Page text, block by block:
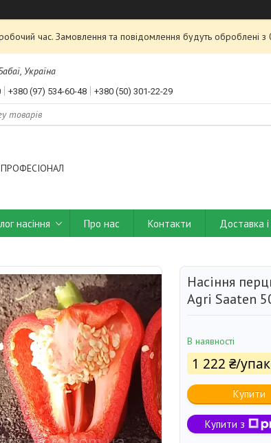
час. Замовлення та повідомлення будуть оброблені
Україна
+380 (97) 534-60-48 +380 (50) 301-22-29
насіння Про нас Контакти Доставка
Насіння
Agri Saaten
В наявності
1 222 ₴/
Купити
Купити з